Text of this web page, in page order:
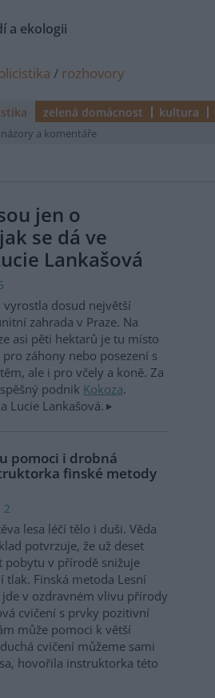
a ekologii
/ rozhovory
zelená domácnost kultura
názory a komentáře
jen o
se dá ve
Lankašová
vyrostla dosud největší
zahrada v Praze. Na
asi pěti hektarů je tu místo
pro záhony nebo posezení s
ale i pro včely a koně. Za
podnik Kokoza.
Lucie Lankašová.
pomoci i drobná
finské metody
2
lesa léčí tělo i duši. Věda
potvrzuje, že už deset
pobytu v přírodě snižuje
tlak. Finská metoda Lesní
v ozdravném vlivu přírody
cvičení s prvky pozitivní
může pomoci k větší
cvičení můžeme sami
hovořila instruktorka této